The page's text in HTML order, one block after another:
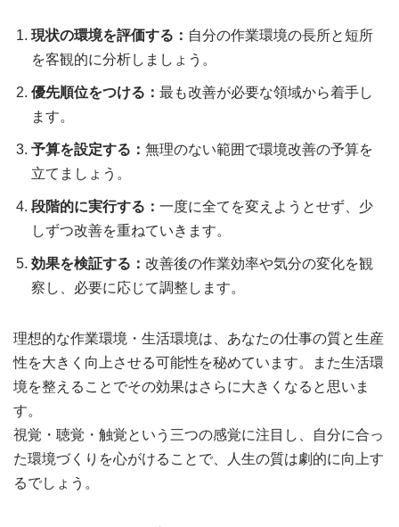
現状の環境を評価する： 自分の作業環境の長所と短所
を客観的に分析しましょう。
優先順位をつける： 最も改善が必要な領域から着手し
ます。
予算を設定する： 無理のない範囲で環境改善の予算を
立てましょう。
段階的に実行する： 一度に全てを変えようとせず、少
しずつ改善を重ねていきます。
効果を検証する： 改善後の作業効率や気分の変化を観
察し、必要に応じて調整します。
理想的な作業環境・生活環境は、あなたの仕事の質と生産
性を大きく向上させる可能性を秘めています。また生活環
境を整えることでその効果はさらに大きくなると思いま
す。
視覚・聴覚・触覚という三つの感覚に注目し、自分に合っ
た環境づくりを心がけることで、人生の質は劇的に向上す
るでしょう。